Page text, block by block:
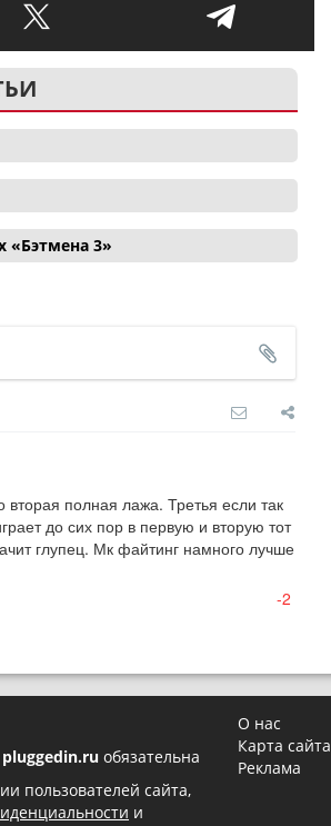
«Бэтмена 3»
полная лажа. Третья если так
до сих пор в первую и вторую тот
глупец. Мк файтинг намного лучше
-2
pluggedin.ru обязательна
пользователей сайта,
и
О нас
Карта сайта
Реклама